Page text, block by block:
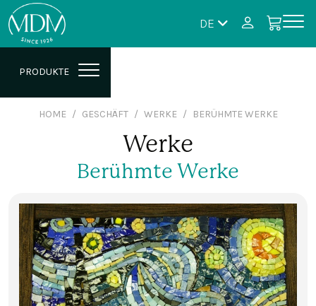
DE
PRODUKTE
HOME GESCHÄFT WERKE BERÜHMTE WERKE
Werke
Berühmte Werke